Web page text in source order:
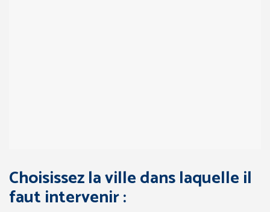
Choisissez la ville dans laquelle il
faut intervenir :